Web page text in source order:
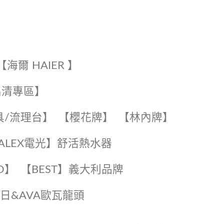
爾 HAIER 】
專區】
/流理台】 【櫻花牌】 【林內牌】
ALEX電光】舒活熱水器️️
️【BEST】️義大利品牌
&AVA歐瓦龍頭